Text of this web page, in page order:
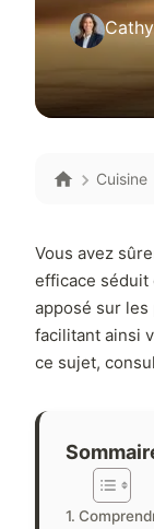
Cathy
Cuisine
Vous avez
efficace séduit
apposé sur
facilitant ainsi
ce sujet,